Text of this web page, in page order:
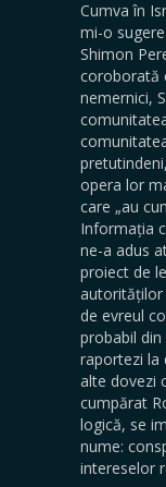
Cumva în
mi-o
Shimon
coroborată
nemernici,
opera lor
care „au
Informația
ne-a adus
proiect de
autorităților
de evreul
probabil
raportezi la
alte dovezi
cumpărat
logică, se
nume:
intereselor